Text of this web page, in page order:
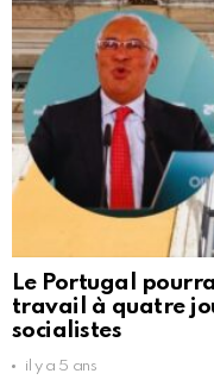
Le Portugal
travail à quatre
socialistes
il y a 5 ans